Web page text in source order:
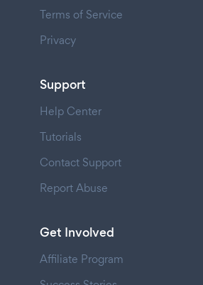
Terms of Service
Privacy
Support
Help Center
Tutorials
Contact Support
Report Abuse
Get Involved
Affiliate Program